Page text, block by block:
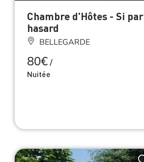
Chambre d'Hôtes - Si par
hasard
BELLEGARDE
80€/
Nuitée